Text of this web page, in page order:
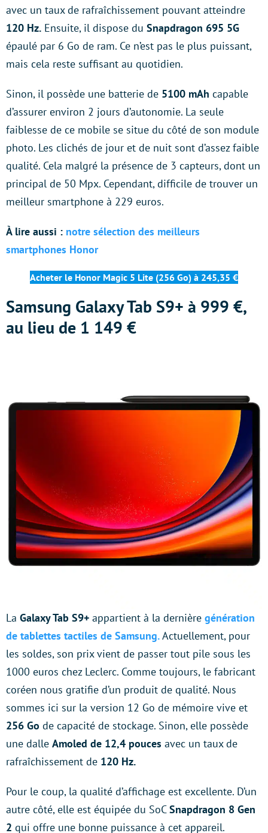
avec un taux de rafraîchissement pouvant atteindre
120 Hz. Ensuite, il dispose du Snapdragon 695 5G
épaulé par 6 Go de ram. Ce n’est pas le plus puissant,
mais cela reste suffisant au quotidien.
Sinon, il possède une batterie de 5100 mAh capable
d’assurer environ 2 jours d’autonomie. La seule
faiblesse de ce mobile se situe du côté de son module
photo. Les clichés de jour et de nuit sont d’assez faible
qualité. Cela malgré la présence de 3 capteurs, dont un
principal de 50 Mpx. Cependant, difficile de trouver un
meilleur smartphone à 229 euros.
À lire aussi : notre sélection des meilleurs
smartphones Honor
Acheter le Honor Magic 5 Lite (256 Go) à 245,35 €
Samsung Galaxy Tab S9+ à 999 €,
au lieu de 1 149 €
La Galaxy Tab S9+ appartient à la dernière génération
de tablettes tactiles de Samsung.Actuellement, pour
les soldes, son prix vient de passer tout pile sous les
1000 euros chez Leclerc. Comme toujours, le fabricant
coréen nous gratifie d’un produit de qualité. Nous
sommes ici sur la version 12 Go de mémoire vive et
256 Go de capacité de stockage. Sinon, elle possède
une dalle Amoled de 12,4 pouces avec un taux de
rafraîchissement de 120 Hz.
Pour le coup, la qualité d’affichage est excellente. D’un
autre côté, elle est équipée du SoCSnapdragon 8 Gen
2 qui offre une bonne puissance à cet appareil.